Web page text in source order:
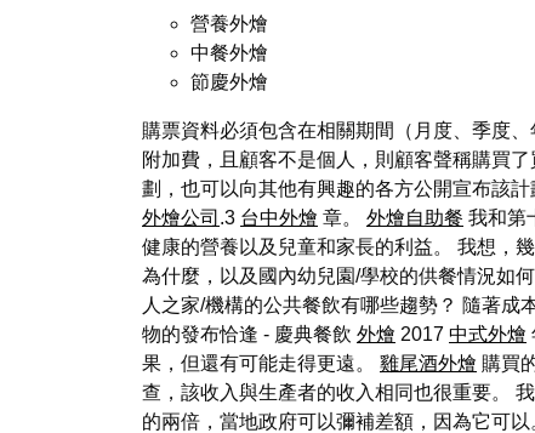
營養外燴
中餐外燴
節慶外燴
購票資料必須包含在相關期間（月度、季度
附加費，且顧客不是個人，則顧客聲稱購買
劃，也可以向其他有興趣的各方公開宣布該
外燴公司 .3 台中外燴 章。 外燴自助餐 我和第
健康的營養以及兒童和家長的利益。 我想，
為什麼，以及國內幼兒園/學校的供餐情況如
人之家/機構的公共餐飲有哪些趨勢？ 隨著
物的發布恰逢 - 慶典餐飲 外燴 2017 中式外燴
果，但還有可能走得更遠。 雞尾酒外燴 購買
查，該收入與生產者的收入相同也很重要。
的兩倍，當地政府可以彌補差額，因為它可